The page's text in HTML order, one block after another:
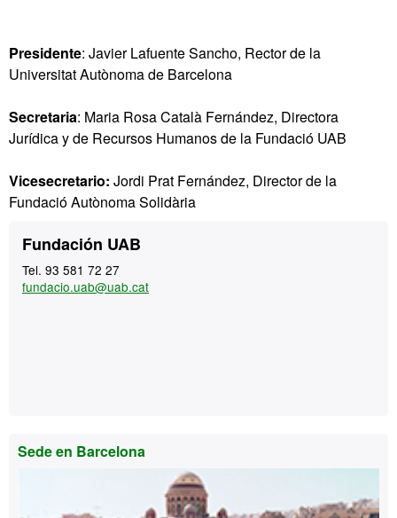
Presidente: Javier Lafuente Sancho, Rector de la
Universitat Autònoma de Barcelona
Secretaria: Maria Rosa Català Fernández, Directora
Jurídica y de Recursos Humanos de la Fundació UAB
Vicesecretario: Jordi Prat Fernández, Director de la
Fundació Autònoma Solidària
Información
complementaria
Contacto
Fundación UAB
Tel. 93 581 72 27
fundacio.uab@uab.cat
Sede en Barcelona